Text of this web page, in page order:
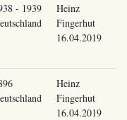
- 1939
Heinz
Fingerhut
16.04.2019
Heinz
Fingerhut
16.04.2019